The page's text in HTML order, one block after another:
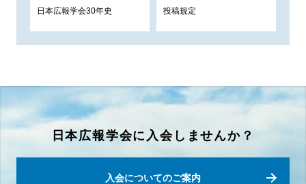
日本広報学会30年史 投稿規定
日本広報学会に入会しませんか？
入会についてのご案内